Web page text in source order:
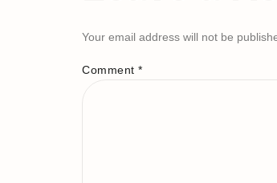
Your email address will not be
Comment *